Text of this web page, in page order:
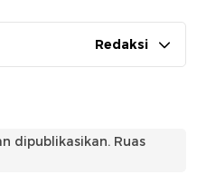
Redaksi
dipublikasikan. Ruas